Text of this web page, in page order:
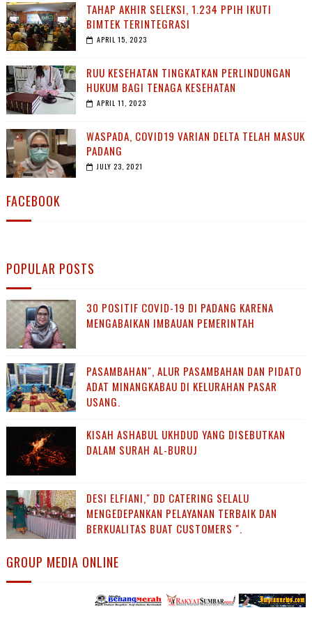
TAHAP AKHIR SELEKSI, 1.234 PPIH IKUTI
BIMTEK TERINTEGRASI
APRIL 15, 2023
RUU KESEHATAN TINGKATKAN PERLINDUNGAN
HUKUM BAGI TENAGA KESEHATAN
APRIL 11, 2023
WASPADA, COVID19 VARIAN DELTA TELAH MASUK
PADANG
JULY 23, 2021
FACEBOOK
POPULAR POSTS
30 POSITIF COVID-19 DI PADANG KARENA
MENGABAIKAN IMBAUAN PEMERINTAH
PASAMBAHAN", ALUR PASAMBAHAN DAN PIDATO
ADAT MINANGKABAU DI KELURAHAN PASAR
USANG.
KISAH ASHABUL UKHDUD YANG DISEBUTKAN
DALAM SURAH AL-BURUJ
DESI ELFIANI," DD CATERING SELALU
MENGEDEPANKAN PELAYANAN TERBAIK DAN
BERKUALITAS BUAT CUSTOMERS ".
GROUP MEDIA ONLINE